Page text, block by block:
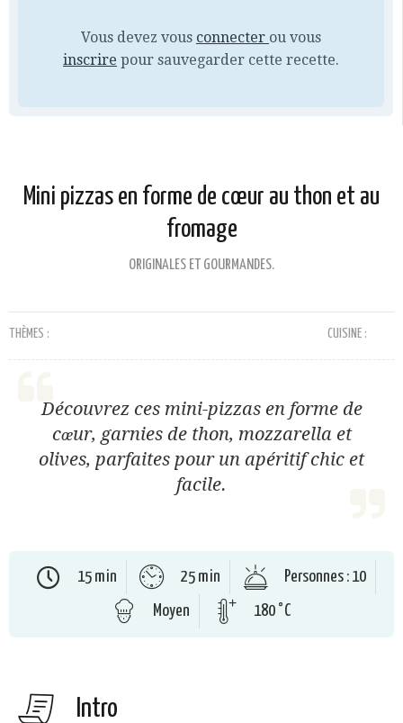
Vous devez vous connecter ou vous
inscrire pour sauvegarder cette recette.
Mini pizzas en forme de cœur au thon et au
fromage
ORIGINALES ET GOURMANDES.
THÈMES : CUISINE :
Découvrez ces mini-pizzas en forme de
cœur, garnies de thon, mozzarella et
olives, parfaites pour un apéritif chic et
facile.
15 min 25 min
Personnes : 10
Moyen
180 °C
Intro